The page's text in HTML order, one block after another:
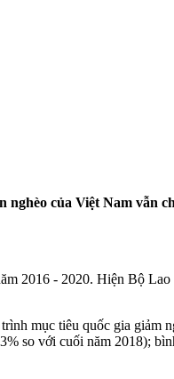
của Việt Nam
2016 - 2020. Hiện Bộ
mục tiêu quốc gia giảm
so với cuối năm 2018);